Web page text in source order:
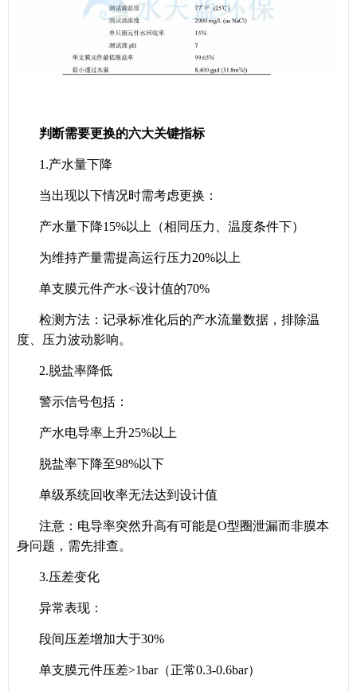
判断需要更换的六大关键指标
1.产水量下降
当出现以下情况时需考虑更换：
产水量下降15%以上（相同压力、温度条件下）
为维持产量需提高运行压力20%以上
单支膜元件产水<设计值的70%
检测方法：记录标准化后的产水流量数据，排除温
度、压力波动影响。
2.脱盐率降低
警示信号包括：
产水电导率上升25%以上
脱盐率下降至98%以下
单级系统回收率无法达到设计值
注意：电导率突然升高有可能是O型圈泄漏而非膜本
身问题，需先排查。
3.压差变化
异常表现：
段间压差增加大于30%
单支膜元件压差>1bar（正常0.3-0.6bar）